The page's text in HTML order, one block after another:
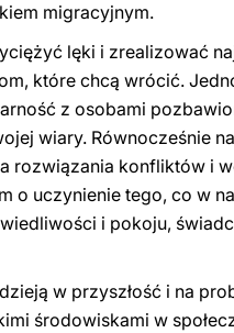
migracyjnym.
lęki i zrealizować
które chcą wrócić.
z osobami
wiary. Równocześnie
rozwiązania konfliktów i
o uczynienie tego, co w
i pokoju,
w przyszłość i na
środowiskami w